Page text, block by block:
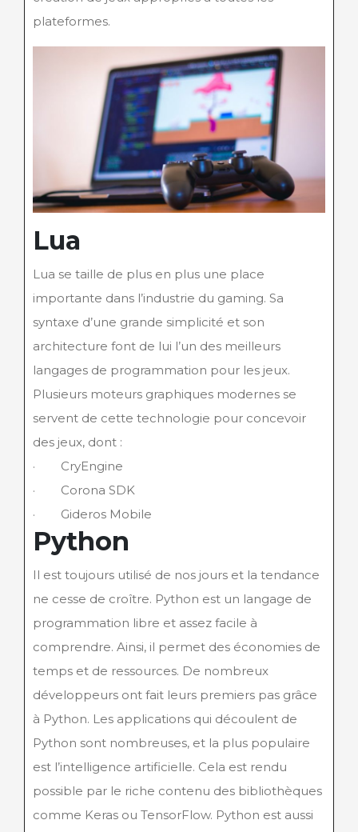
plateformes.
Lua
Lua se taille de plus en plus une place
importante dans l’industrie du gaming. Sa
syntaxe d’une grande simplicité et son
architecture font de lui l’un des meilleurs
langages de programmation pour les jeux.
Plusieurs moteurs graphiques modernes se
servent de cette technologie pour concevoir
des jeux, dont :
· CryEngine
· Corona SDK
· Gideros Mobile
Python
Il est toujours utilisé de nos jours et la tendance
ne cesse de croître. Python est un langage de
programmation libre et assez facile à
comprendre. Ainsi, il permet des économies de
temps et de ressources. De nombreux
développeurs ont fait leurs premiers pas grâce
à Python. Les applications qui découlent de
Python sont nombreuses, et la plus populaire
est l’intelligence artificielle. Cela est rendu
possible par le riche contenu des bibliothèques
comme Keras ou TensorFlow. Python est aussi